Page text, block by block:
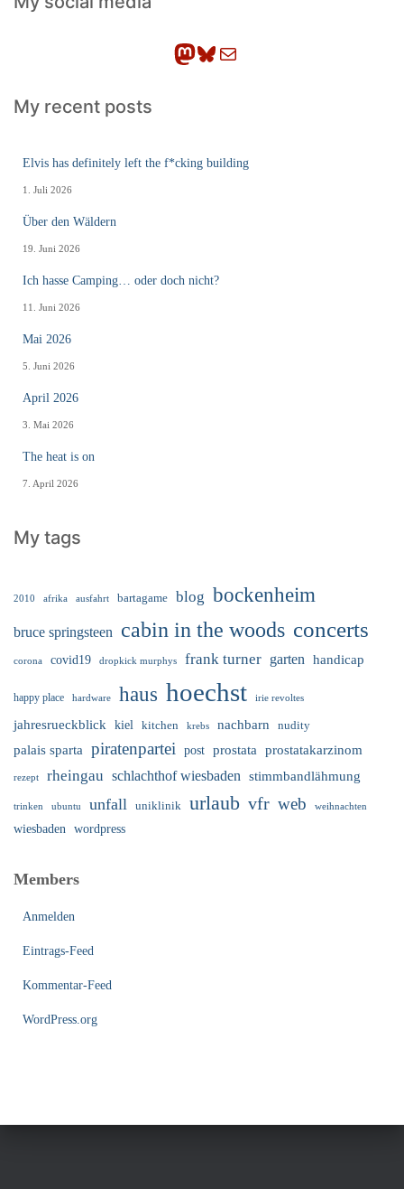
e
Mastodon Bluesky E-Mail
My recent posts
Elvis has definitely left the f*cking building
1. Juli 2026
Über den Wäldern
19. Juni 2026
Ich hasse Camping… oder doch nicht?
11. Juni 2026
Mai 2026
5. Juni 2026
April 2026
3. Mai 2026
The heat is on
7. April 2026
My tags
2010 afrika ausfahrt bartagame blog bockenheim
bruce springsteen cabin in the woods concerts
corona covid19 dropkick murphys frank turner garten handicap
happy place hardware haus hoechst irie revoltes
jahresrueckblick kiel kitchen krebs nachbarn nudity
palais sparta piratenpartei post prostata prostatakarzinom
rezept rheingau schlachthof wiesbaden stimmbandlähmung
trinken ubuntu unfall uniklinik urlaub vfr web weihnachten
wiesbaden wordpress
Members
Anmelden
Eintrags-Feed
Kommentar-Feed
WordPress.org